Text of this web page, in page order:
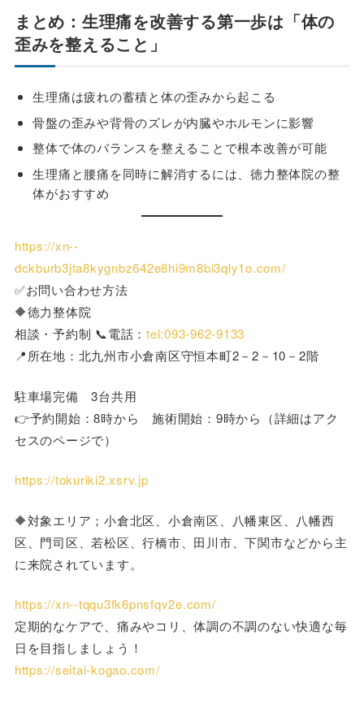
まとめ：生理痛を改善する第一歩は「体の
歪みを整えること」
生理痛は疲れの蓄積と体の歪みから起こる
骨盤の歪みや背骨のズレが内臓やホルモンに影響
整体で体のバランスを整えることで根本改善が可能
生理痛と腰痛を同時に解消するには、徳力整体院の整
体がおすすめ
https://xn--
dckburb3jta8kygnbz642e8hi9m8bi3qly1o.com/
✅お問い合わせ方法
🔶徳力整体院
相談・予約制 📞電話：tel:093-962-9133
📍所在地：北九州市小倉南区守恒本町2－2－10－2階
駐車場完備 3台共用
👉予約開始：8時から 施術開始：9時から（詳細はアク
セスのページで）
https://tokuriki2.xsrv.jp
🔶対象エリア；小倉北区、小倉南区、八幡東区、八幡西
区、門司区、若松区、行橋市、田川市、下関市などから主
に来院されています。
https://xn--tqqu3fk6pnsfqv2e.com/
定期的なケアで、痛みやコリ、体調の不調のない快適な毎
日を目指しましょう！
https://seitai-kogao.com/